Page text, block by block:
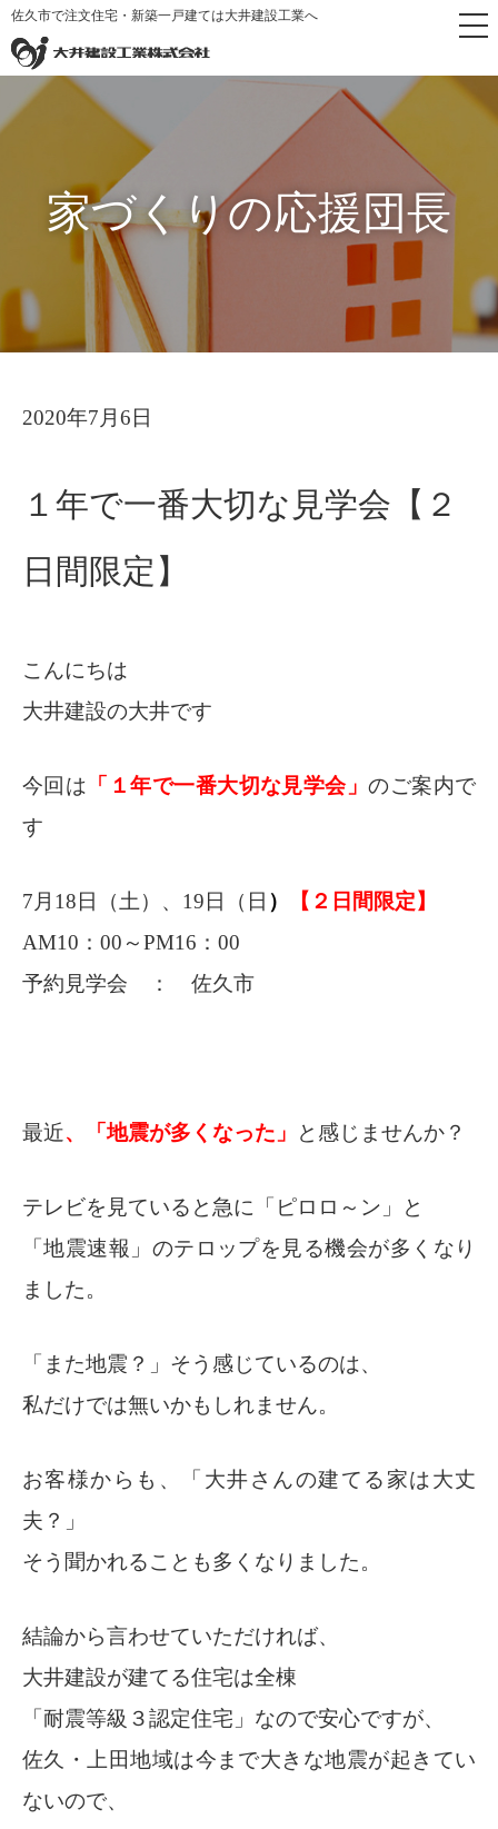
佐久市で注文住宅・新築一戸建ては大井建設工業へ
家づくりの応援団長
トップペ
ージ
家づくりの応援
団長
１年で一番大切な見学会【２日
2020年7月6日
１年で一番大切な見学会【２
日間限定】
こんにちは
大井建設の大井です
今回は 「１年で一番大切な見学会」のご案内で
す
7月18日（土）、19日（日 ）
【２日間限定】
AM10：00～PM16：00
予約見学会 ： 佐久市
最近、「地震が多くなった」 と感じませんか？
テレビを見ていると急に「ピロロ～ン」と
「地震速報」のテロップを見る機会が多くなり
ました。
「また地震？」そう感じているのは、
私だけでは無いかもしれません。
お客様からも、「大井さんの建てる家は大丈
夫？」
そう聞かれることも多くなりました。
結論から言わせていただければ、
大井建設が建てる住宅は全棟
「耐震等級３認定住宅」なので安心ですが、
佐久・上田地域は今まで大きな地震が起きてい
ないので、